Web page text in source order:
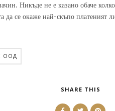
Никъде не е казано обаче
да се окаже най-скъпо
ООД
SHARE THIS